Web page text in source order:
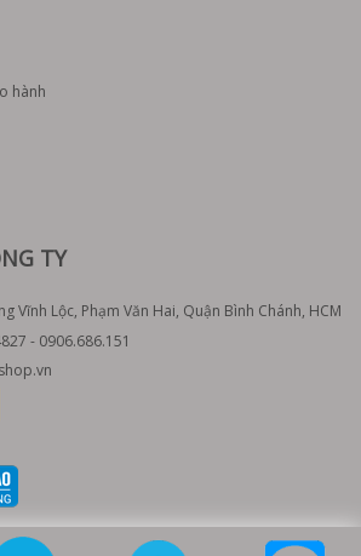
hành
TY
Vĩnh Lộc, Phạm Văn Hai, Quận Bình Chánh, HCM
- 0906.686.151